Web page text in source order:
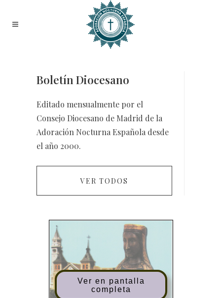
Boletín Diocesano
Editado mensualmente por el
Consejo Diocesano de Madrid de la
Adoración Nocturna Española desde
el año 2000.
VER TODOS
Ver en pantalla
completa